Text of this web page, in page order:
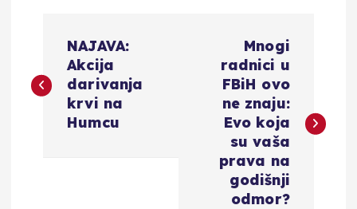
a
v
NAJAVA:
Akcija
darivanja
krvi na
Humcu
Mnogi
radnici u
FBiH ovo
ne znaju:
Evo koja
su vaša
prava na
godišnji
odmor?